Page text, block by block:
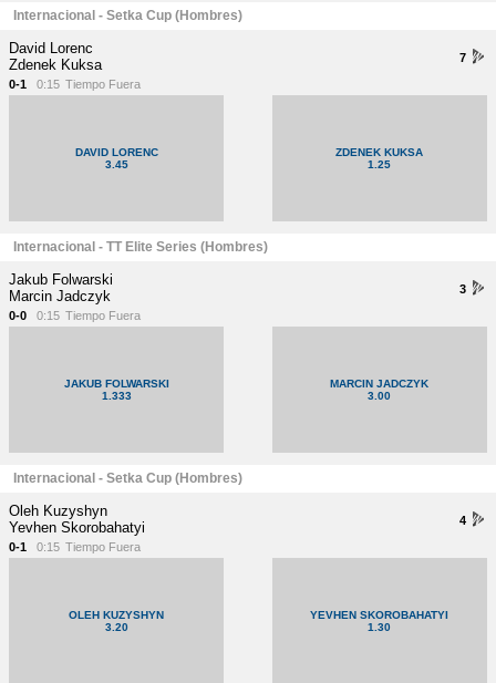
Internacional - Setka Cup (Hombres)
7
David Lorenc
Zdenek Kuksa
0-1 0:15 Tiempo Fuera
DAVID LORENC
3.45
ZDENEK KUKSA
1.25
Internacional - TT Elite Series (Hombres)
3
Jakub Folwarski
Marcin Jadczyk
0-0 0:15 Tiempo Fuera
JAKUB FOLWARSKI
1.333
MARCIN JADCZYK
3.00
Internacional - Setka Cup (Hombres)
4
Oleh Kuzyshyn
Yevhen Skorobahatyi
0-1 0:15 Tiempo Fuera
OLEH KUZYSHYN
3.20
YEVHEN SKOROBAHATYI
1.30